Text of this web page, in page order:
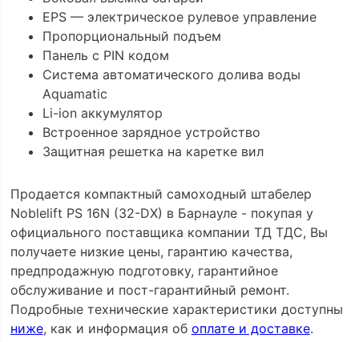
EPS — электрическое рулевое управление
Пропорциональный подъем
Панель с PIN кодом
Система автоматического долива воды
Aquamatic
Li-ion аккумулятор
Встроенное зарядное устройство
Защитная решетка на каретке вил
Продается компактный самоходный штабелер
Noblelift PS 16N (32-DX) в Барнауле - покупая у
официального поставщика компании ТД ТДС, Вы
получаете низкие цены, гарантию качества,
предпродажную подготовку, гарантийное
обслуживание и пост-гарантийный ремонт.
Подробные технические характеристики доступны
ниже, как и информация об оплате и доставке.